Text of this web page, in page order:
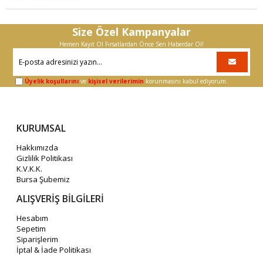
Size Özel Kampanyalar
Hemen Kayıt Ol Fırsatlardan Önce Sen Haberdar Ol!
Üyelik koşullarını ve kişisel verilerimin korunmasını kabul ediyorum.
KURUMSAL
Hakkımızda
Gizlilik Politikası
K.V.K.K.
Bursa Şubemiz
ALIŞVERİŞ BİLGİLERİ
Hesabım
Sepetim
Siparişlerim
İptal & İade Politikası